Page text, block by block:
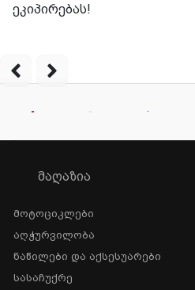
ეკიპირებას!
ᲛᲐᲦᲐᲖᲘᲐ
Მოტოციკლები
Აღჭურვილობა
Ნაწილები Და Აქსესუარები
Სასაჩუქრე